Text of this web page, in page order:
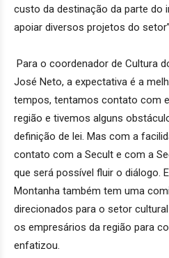
custo da destinação da parte do
apoiar diversos projetos do
Para o coordenador de Cultura
José Neto, a expectativa é a
tempos, tentamos contato com
região e tivemos alguns
definição de lei. Mas com a
contato com a Secult e com a
que será possível fluir o diálogo.
Montanha também tem uma
direcionados para o setor
os empresários da região para
enfatizou.